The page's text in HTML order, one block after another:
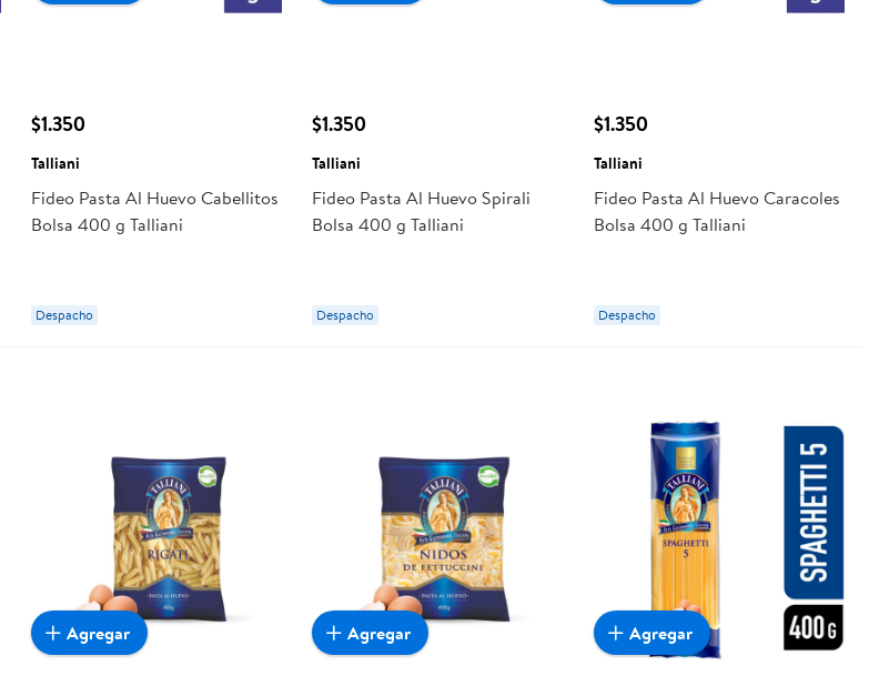
$1.350
Talliani
Fideo Pasta Al Huevo Cabellitos
Bolsa 400 g Talliani
Despacho
$1.350
Talliani
Fideo Pasta Al Huevo Spirali
Bolsa 400 g Talliani
Despacho
$1.350
Talliani
Fideo Pasta Al Huevo Caracoles
Bolsa 400 g Talliani
Despacho
Agregar Agregar Agregar